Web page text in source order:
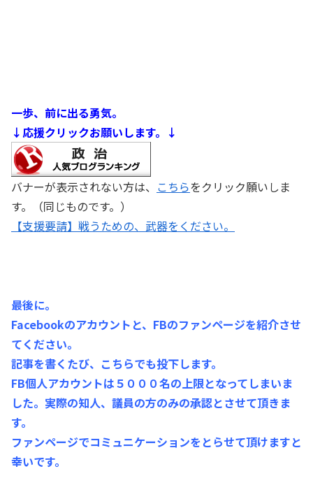
一歩、前に出る勇気。
↓応援クリックお願いします。↓
バナーが表示されない方は、 こちらをクリック願いしま
す。（同じものです。）
【支援要請】戦うための、武器をください。
最後に。
Facebookのアカウントと、FBのファンページを紹介させ
てください。
記事を書くたび、こちらでも投下します。
FB個人アカウントは５０００名の上限となってしまいま
した。実際の知人、議員の方のみの承認とさせて頂きま
す。
ファンページでコミュニケーションをとらせて頂けますと
幸いです。